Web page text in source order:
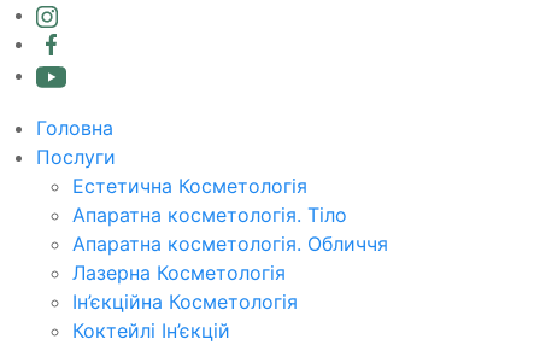
Головна
Послуги
Естетична Косметологія
Апаратна косметологія. Тіло
Апаратна косметологія. Обличчя
Лазерна Косметологія
Ін’єкційна Косметологія
Коктейлі Ін’єкцій